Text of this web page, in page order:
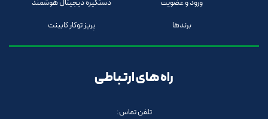
ورود و عضویت
برندها
دستگیره دیجیتال هوشمند
پریز توکار کابینت
راه های ارتباطی
تلفن تماس: